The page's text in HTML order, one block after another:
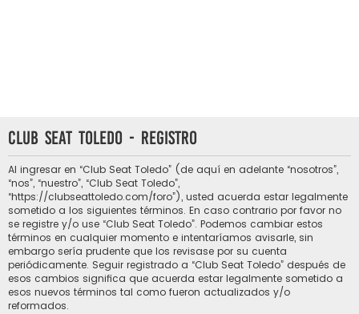
Club Seat Toledo - Registro
Al ingresar en “Club Seat Toledo” (de aquí en adelante “nosotros”,
“nos”, “nuestro”, “Club Seat Toledo”,
“https://clubseattoledo.com/foro”), usted acuerda estar legalmente
sometido a los siguientes términos. En caso contrario por favor no
se registre y/o use “Club Seat Toledo”. Podemos cambiar estos
términos en cualquier momento e intentaríamos avisarle, sin
embargo sería prudente que los revisase por su cuenta
periódicamente. Seguir registrado a “Club Seat Toledo” después de
esos cambios significa que acuerda estar legalmente sometido a
esos nuevos términos tal como fueron actualizados y/o
reformados.